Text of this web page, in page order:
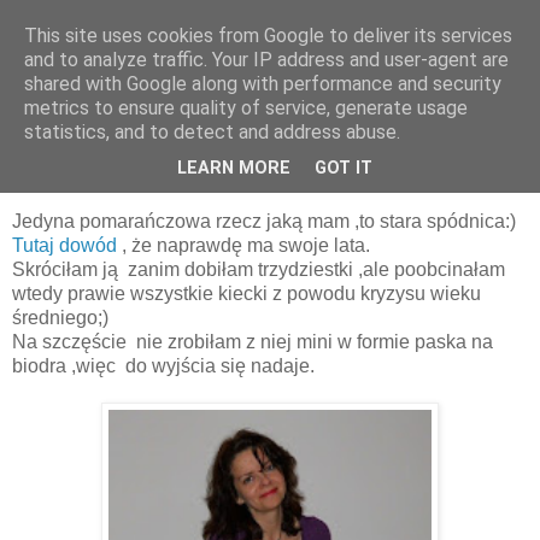
11 marca 2011
Pomarańcza:D
Jedyna pomarańczowa rzecz jaką mam ,to stara spódnica:)
Tutaj dowód , że naprawdę ma swoje lata.
Skróciłam ją zanim dobiłam trzydziestki ,ale poobcinałam
wtedy prawie wszystkie kiecki z powodu kryzysu wieku
średniego;)
Na szczęście nie zrobiłam z niej mini w formie paska na
biodra ,więc do wyjścia się nadaje.
This site uses cookies from Google to deliver its services
and to analyze traffic. Your IP address and user-agent are
shared with Google along with performance and security
metrics to ensure quality of service, generate usage
statistics, and to detect and address abuse.
LEARN MORE GOT IT